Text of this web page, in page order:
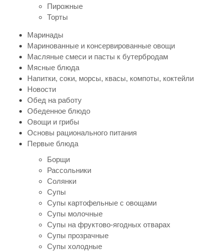
Пирожные
Торты
Маринады
Маринованные и консервированные овощи
Масляные смеси и пасты к бутербродам
Мясные блюда
Напитки, соки, морсы, квасы, компоты, коктейли
Новости
Обед на работу
Обеденное блюдо
Овощи и грибы
Основы рационального питания
Первые блюда
Борщи
Рассольники
Солянки
Супы
Супы картофельные с овощами
Супы молочные
Супы на фруктово-ягодных отварах
Супы прозрачные
Супы холодные